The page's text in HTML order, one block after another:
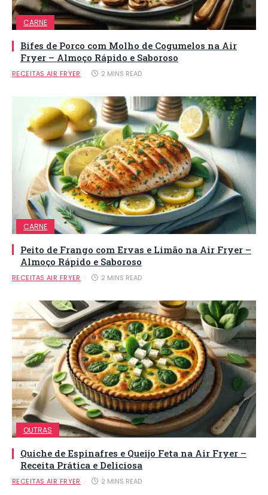
CARNE
Bifes de Porco com Molho de Cogumelos na Air
Fryer – Almoço Rápido e Saboroso
RECEITAS AIR FRYER 2 MINS READ
CARNE
Peito de Frango com Ervas e Limão na Air Fryer –
Almoço Rápido e Saboroso
RECEITAS AIR FRYER 2 MINS READ
OUTRAS
Quiche de Espinafres e Queijo Feta na Air Fryer –
Receita Prática e Deliciosa
RECEITAS AIR FRYER 2 MINS READ